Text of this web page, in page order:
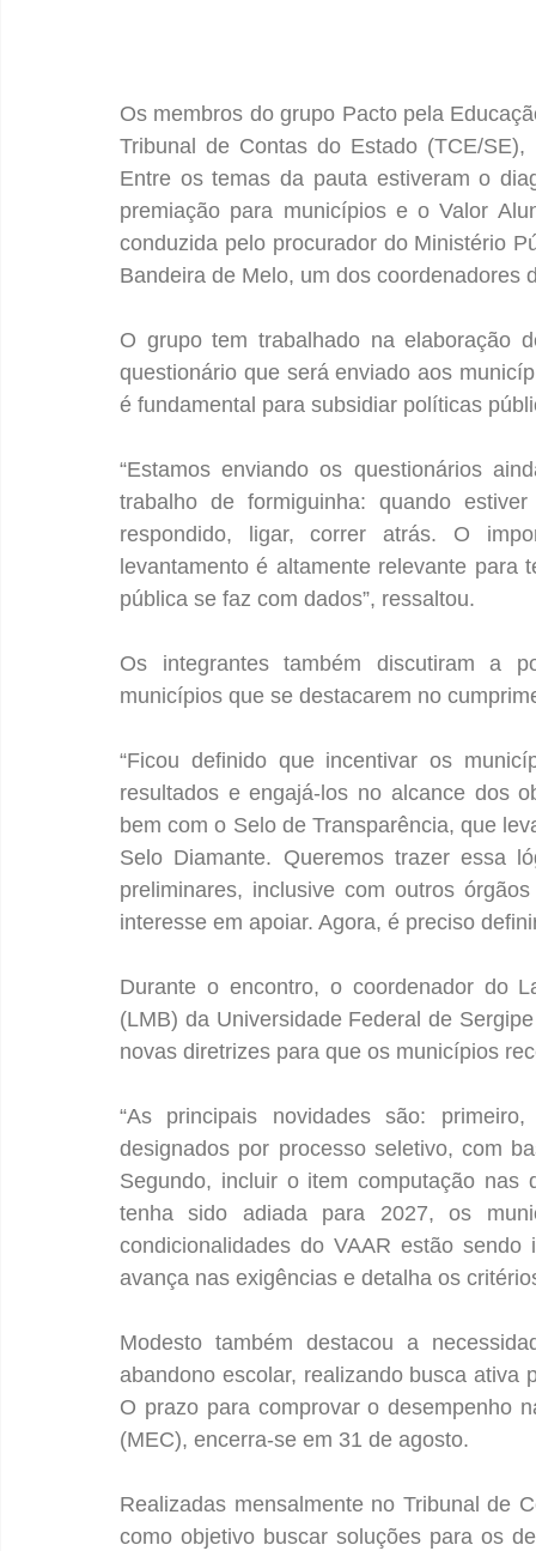
Os membros do grupo Pacto pela
Tribunal de Contas do Estado (TCE/
Entre os temas da pauta estiveram o
premiação para municípios e o Valor
conduzida pelo procurador do Ministério
Bandeira de Melo, um dos coordenadores
O grupo tem trabalhado na elaboração
questionário que será enviado aos
é fundamental para subsidiar políticas
“Estamos enviando os questionários
trabalho de formiguinha: quando
respondido, ligar, correr atrás. O
levantamento é altamente relevante
pública se faz com dados”, ressaltou.
Os integrantes também discutiram a
municípios que se destacarem no
“Ficou definido que incentivar os
resultados e engajá-los no alcance dos
bem com o Selo de Transparência, que
Selo Diamante. Queremos trazer essa
preliminares, inclusive com outros
interesse em apoiar. Agora, é preciso
Durante o encontro, o coordenador do
(LMB) da Universidade Federal de
novas diretrizes para que os municípios
“As principais novidades são:
designados por processo seletivo, com
Segundo, incluir o item computação
tenha sido adiada para 2027, os
condicionalidades do VAAR estão
avança nas exigências e detalha os
Modesto também destacou a
abandono escolar, realizando busca ativa
O prazo para comprovar o desempenho
(MEC), encerra-se em 31 de agosto.
Realizadas mensalmente no Tribunal de
como objetivo buscar soluções para os